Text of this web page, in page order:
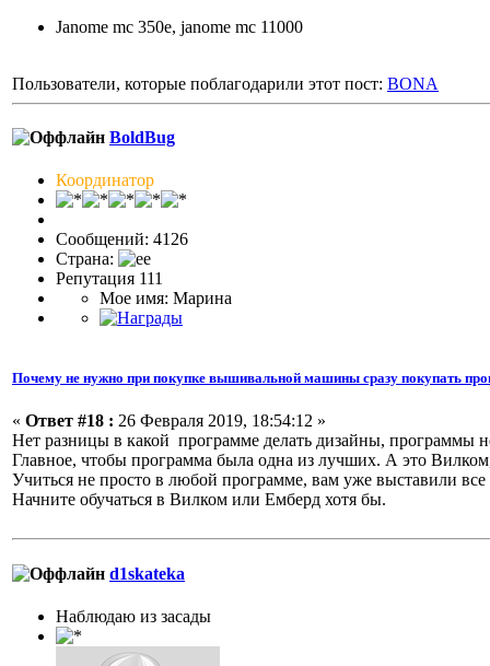
Janome mc 350e, janome mc 11000
Пользователи, которые поблагодарили этот пост: BONA
BoldBug
Координатор
Сообщений: 4126
Страна:
Репутация 111
Мое имя: Марина
Почему не нужно при покупке вышивальной машины сразу покупать
« Ответ #18 : 26 Февраля 2019, 18:54:12 »
Нет разницы в какой программе делать дизайны, программы
Главное, чтобы программа была одна из лучших. А это
Учиться не просто в любой программе, вам уже выставили
Начните обучаться в Вилком или Емберд хотя бы.
d1skateka
Наблюдаю из засады